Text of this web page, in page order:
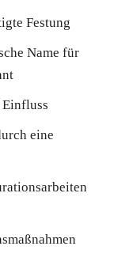
Festung
Name für
eine